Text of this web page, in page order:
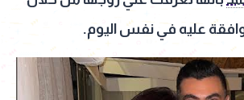
عليه في نفس اليوم.